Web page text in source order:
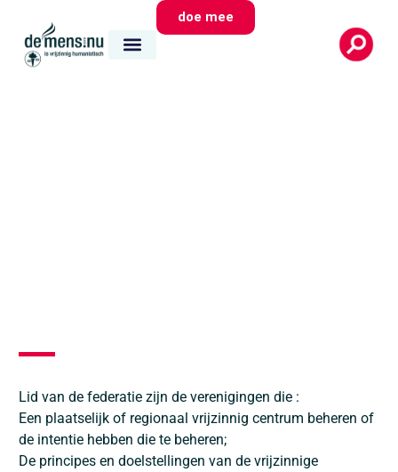
doe mee
Lid van de federatie zijn de verenigingen die :
Een plaatselijk of regionaal vrijzinnig centrum beheren of
de intentie hebben die te beheren;
De principes en doelstellingen van de vrijzinnige